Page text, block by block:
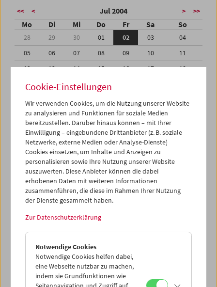
<< < Jul 2004 > >>
Mo Di Mi Do Fr Sa So
28 29 30 01 02 03
04
05
06 07 08 09 10
11
12
13 14 15 16 17
18
19
20 21 22
26
28 30
01
02
03 04 05 06 07
iCalender
Programmheft-PDF
English language or subtitles
< Vorherige Woche
Mo 28.6.
Di 29.6.
Mi 30.6.
Cookie-Einstellungen
Wir verwenden Cookies, um die Nutzung unserer Website
zu analysieren und Funktionen für soziale Medien
bereitzustellen. Darüber hinaus können – mit Ihrer
Einwilligung – eingebundene Drittanbieter (z. B. soziale
Netzwerke, externe Medien oder Analyse-Dienste)
Cookies einsetzen, um Inhalte und Anzeigen zu
personalisieren sowie Ihre Nutzung unserer Website
auszuwerten. Diese Anbieter können die dabei
erhobenen Daten mit weiteren Informationen
zusammenführen, die diese im Rahmen Ihrer Nutzung
der Dienste gesammelt haben.
Zur Datenschutzerklärung
Notwendige Cookies
Notwendige Cookies helfen dabei,
eine Webseite nutzbar zu machen,
indem sie Grundfunktionen wie